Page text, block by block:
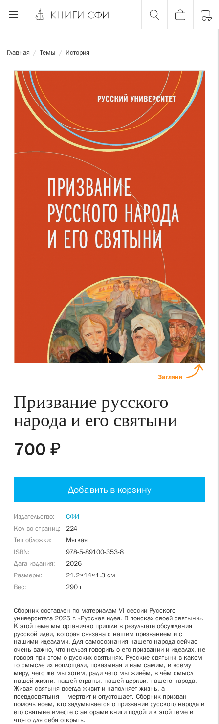
Главная / Темы / История
Призвание русского
народа и его святыни
700 ₽
Добавить в корзину
Издательство
СФИ
Кол-во страниц
224
Тип обложки
Мягкая
ISBN
978-5-89100-353-8
Дата издания
2026
Размеры
21.2×14×1.3 см
Вес
290 г
Сборник составлен по материалам VI сессии Русского
университета 2025 г. «Русская идея. В поисках своей святыни».
К этой теме мы органично пришли в результате обсуждения
русской идеи, которая связана с нашим призванием и с
нашими идеалами. Для самосознания нашего народа сейчас
очень важно, что нельзя говорить о его призвании и идеалах, не
говоря при этом о русских святынях. Русские святыни в каком-
то смысле их воплощали, показывая и нам самим, и всему
миру, чего же мы хотим, ради чего мы живём, в чём смысл
нашей жизни, нашей страны, нашей церкви, нашего народа.
Живая святыня всегда живит и наполняет жизнь, а
псевдосвятыня — мертвит и опустошает. Сборник призван
помочь всем, кто задумывается о призвании русского народа и
его святыне вместе с авторами книги подойти к этой теме и
что-то для себя открыть.